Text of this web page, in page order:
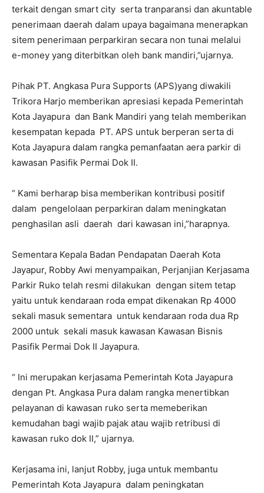
terkait dengan smart city serta tranparansi dan akuntable
penerimaan daerah dalam upaya bagaimana menerapkan
sitem penerimaan perparkiran secara non tunai melalui
e-money yang diterbitkan oleh bank mandiri,”ujarnya.
Pihak PT. Angkasa Pura Supports (APS)yang diwakili
Trikora Harjo memberikan apresiasi kepada Pemerintah
Kota Jayapura dan Bank Mandiri yang telah memberikan
kesempatan kepada PT. APS untuk berperan serta di
Kota Jayapura dalam rangka pemanfaatan aera parkir di
kawasan Pasifik Permai Dok II.
“ Kami berharap bisa memberikan kontribusi positif
dalam pengelolaan perparkiran dalam meningkatan
penghasilan asli daerah dari kawasan ini,”harapnya.
Sementara Kepala Badan Pendapatan Daerah Kota
Jayapur, Robby Awi menyampaikan, Perjanjian Kerjasama
Parkir Ruko telah resmi dilakukan dengan sitem tetap
yaitu untuk kendaraan roda empat dikenakan Rp 4000
sekali masuk sementara untuk kendaraan roda dua Rp
2000 untuk sekali masuk kawasan Kawasan Bisnis
Pasifik Permai Dok II Jayapura.
“ Ini merupakan kerjasama Pemerintah Kota Jayapura
dengan Pt. Angkasa Pura dalam rangka menertibkan
pelayanan di kawasan ruko serta memeberikan
kemudahan bagi wajib pajak atau wajib retribusi di
kawasan ruko dok II,” ujarnya.
Kerjasama ini, lanjut Robby, juga untuk membantu
Pemerintah Kota Jayapura dalam peningkatan